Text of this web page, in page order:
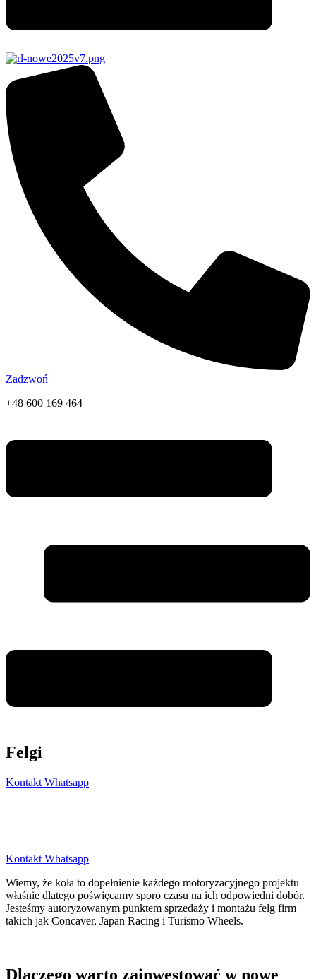
Zadzwoń
+48 600 169 464
Felgi
Kontakt Whatsapp
Kontakt Whatsapp
Wiemy, że koła to dopełnienie każdego motoryzacyjnego projektu –
właśnie dlatego poświęcamy sporo czasu na ich odpowiedni dobór.
Jesteśmy autoryzowanym punktem sprzedaży i montażu felg firm
takich jak Concaver, Japan Racing i Turismo Wheels.
Dlaczego warto zainwestować w nowe